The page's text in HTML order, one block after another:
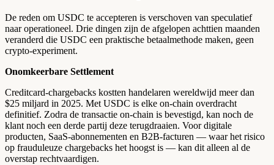
De reden om USDC te accepteren is verschoven van speculatief
naar operationeel. Drie dingen zijn de afgelopen achttien maanden
veranderd die USDC een praktische betaalmethode maken, geen
crypto-experiment.
Onomkeerbare Settlement
Creditcard-chargebacks kostten handelaren wereldwijd meer dan
$25 miljard in 2025. Met USDC is elke on-chain overdracht
definitief. Zodra de transactie on-chain is bevestigd, kan noch de
klant noch een derde partij deze terugdraaien. Voor digitale
producten, SaaS-abonnementen en B2B-facturen — waar het risico
op frauduleuze chargebacks het hoogst is — kan dit alleen al de
overstap rechtvaardigen.